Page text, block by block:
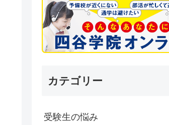
カテゴリー
受験生の悩み